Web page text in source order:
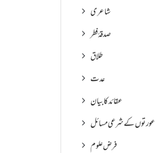
شاعری
صدقۂ فطر
طلاق
عدت
عقائد کا بیان
عورتوں کے شرعی مسائل
فرض علوم